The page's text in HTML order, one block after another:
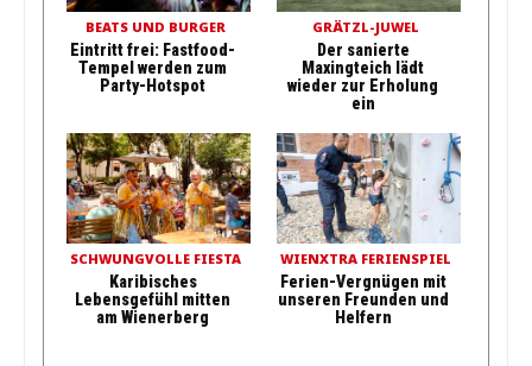
BEATS UND BURGER
Eintritt frei: Fastfood-
Tempel werden zum
Party-Hotspot
GRÄTZL-JUWEL
Der sanierte
Maxingteich lädt
wieder zur Erholung
ein
SCHWUNGVOLLE FIESTA
Karibisches
Lebensgefühl mitten
am Wienerberg
WIENXTRA FERIENSPIEL
Ferien-Vergnügen mit
unseren Freunden und
Helfern